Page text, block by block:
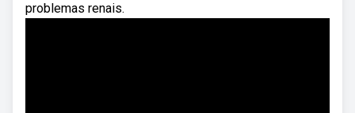
problemas renais.